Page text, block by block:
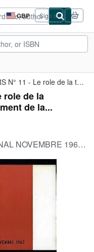
GBP
Site
shopping
preferences
Sign in
ARTS ET METIERS N° 11 - Le role de la technique dans le ...
role de la
de la...
1963, 1963